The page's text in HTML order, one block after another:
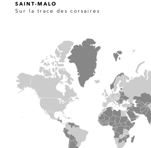
SAINT-MALO
Sur la trace des corsaires